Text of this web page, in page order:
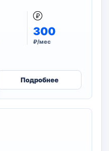
300
₽/мес
Подробнее